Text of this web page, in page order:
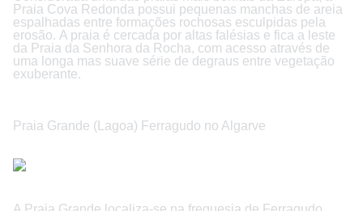
Praia Cova Redonda possui pequenas manchas de areia
espalhadas entre formações rochosas esculpidas pela
erosão. A praia é cercada por altas falésias e fica a leste
da Praia da Senhora da Rocha, com acesso através de
uma longa mas suave série de degraus entre vegetação
exuberante.
Praia Grande (Lagoa) Ferragudo no Algarve